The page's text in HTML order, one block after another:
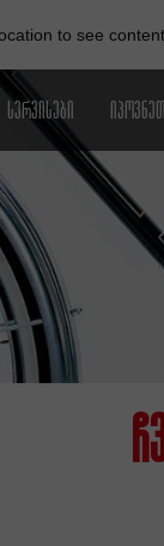
to see
ᲡᲔᲠᲕᲘᲡᲔᲑᲘ